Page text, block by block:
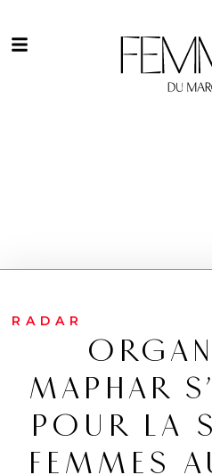
RADAR
MAPHAR
POUR LA
FEMMES